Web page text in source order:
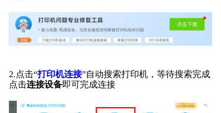
2.点击“打印机连接”自动搜索打印机，等待搜索完成
点击连接设备即可完成连接